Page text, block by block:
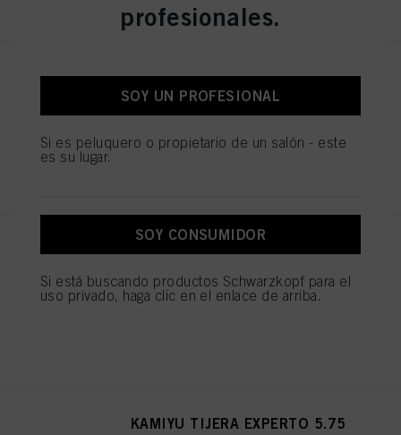
Tijera Profesional 5.5
N.º de IDH 1544055
Tijera Profesional 5.5
KAMIYU TIJERA EXPERTO 5.75
profesionales.
SOY UN PROFESIONAL
Si es peluquero o propietario de un salón - este
es su lugar.
SOY CONSUMIDOR
Si está buscando productos Schwarzkopf para el
uso privado, haga clic en el enlace de arriba.